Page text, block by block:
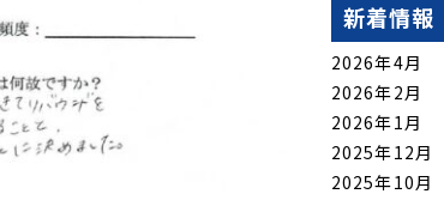
新着情報
2026年4月
2026年2月
2026年1月
2025年12月
2025年10月